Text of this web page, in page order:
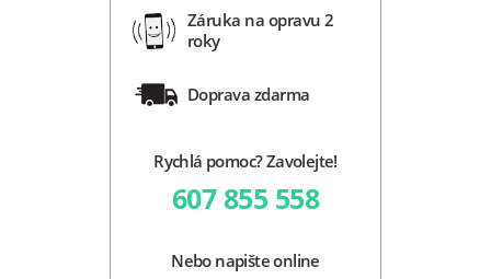
Záruka na opravu 2
roky
Doprava zdarma
Rychlá pomoc? Zavolejte!
607 855 558
Nebo napište online